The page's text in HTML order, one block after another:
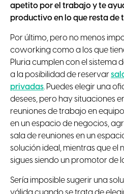
apetito por el trabajo y te
productivo en lo que resta de
Por último, pero no menos
coworking como a los que
Pluria cumplen con el sistema
a la posibilidad de reservar
privadas. Puedes elegir una
desees, pero hay situaciones
reuniones de trabajo en
en un espacio de negocios,
sala de reuniones en un
solución ideal, mientras que el
sigues siendo un promotor de
Sería imposible sugerir una